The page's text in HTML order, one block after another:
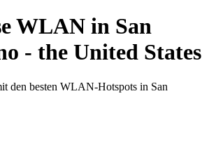
WLAN in San
- the United States
den besten WLAN-Hotspots in San